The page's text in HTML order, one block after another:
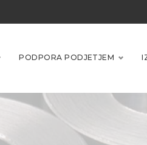
PODPORA PODJETJEM